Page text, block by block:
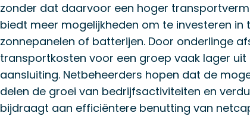
zonder dat daarvoor een hoger
biedt meer mogelijkheden om te investeren in
zonnepanelen of batterijen. Door onderlinge
transportkosten voor een groep vaak lager
aansluiting. Netbeheerders hopen dat de
delen de groei van bedrijfsactiviteiten en
bijdraagt aan efficiëntere benutting van